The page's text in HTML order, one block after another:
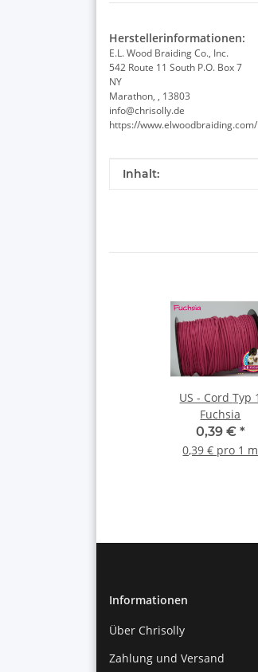
Herstellerinformationen:
E.L. Wood Braiding Co., Inc.
542 Route 11 South P.O. Box 7
NY
Marathon, , 13803
info@chrisolly.de
https://www.elwoodbraiding.com/
Produkteigenschaft
Wert
Inhalt:
US - Cord Typ 1
Fuchsia
0,39 € *
0,39 € pro 1 m
Informationen
Über Chrisolly
Zahlung und Versand